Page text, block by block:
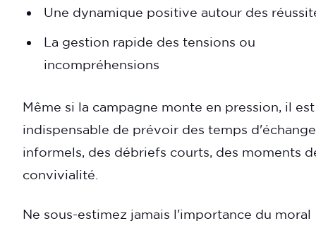
Une dynamique positive autour des
La gestion rapide des tensions ou
incompréhensions
Même si la campagne monte en pression, il est
indispensable de prévoir des temps d'échange
informels, des débriefs courts, des moments
convivialité.
Ne sous-estimez jamais l'importance du moral